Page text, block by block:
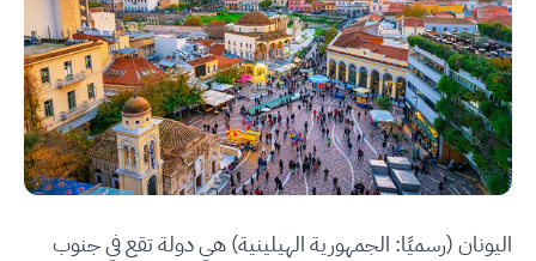
اليونان (رسميًا: الجمهورية الهيلينية) هي دولة تقع في جنوب